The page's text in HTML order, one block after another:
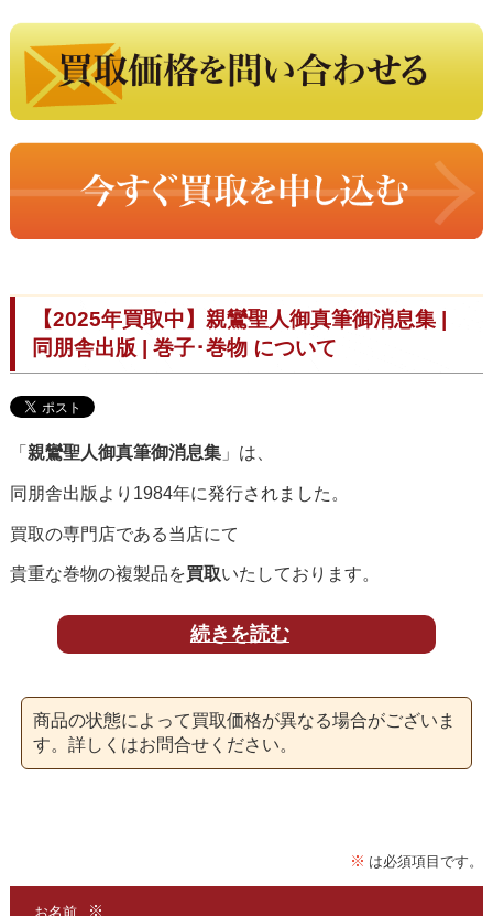
【2025年買取中】親鸞聖人御真筆御消息集 |
同朋舎出版 | 巻子･巻物 について
「 親鸞聖人御真筆御消息集」は、
同朋舎出版より1984年に発行されました。
買取の専門店である当店にて
貴重な巻物の複製品を買取いたしております。
親鸞聖人御真筆御消息集」は、
親鸞聖人の真筆と言われている書簡集7通を
巻子仕立てで原寸大に完全な形で
複製した商品となります。
続きを読む
商品の状態によって買取価格が異なる場合がございま
す。詳しくはお問合せください。